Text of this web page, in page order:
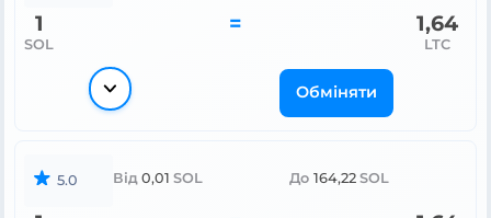
1
SOL
= 1,64
LTC
Обміняти
5.0 Від 0,01 SOL До 164,22 SOL